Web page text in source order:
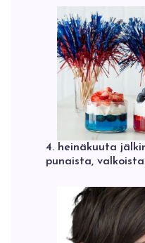
4. heinäkuuta
punaista,